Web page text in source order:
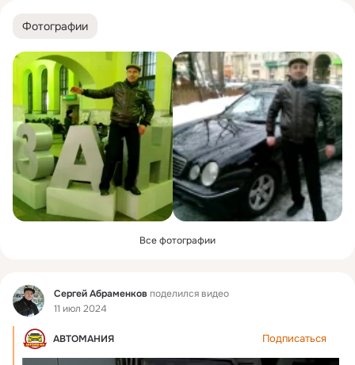
Фотографии
Все фотографии
Фид Сергей Абраменков поделился видео
11 июл 2024
АВТОМАНИЯ Подписаться